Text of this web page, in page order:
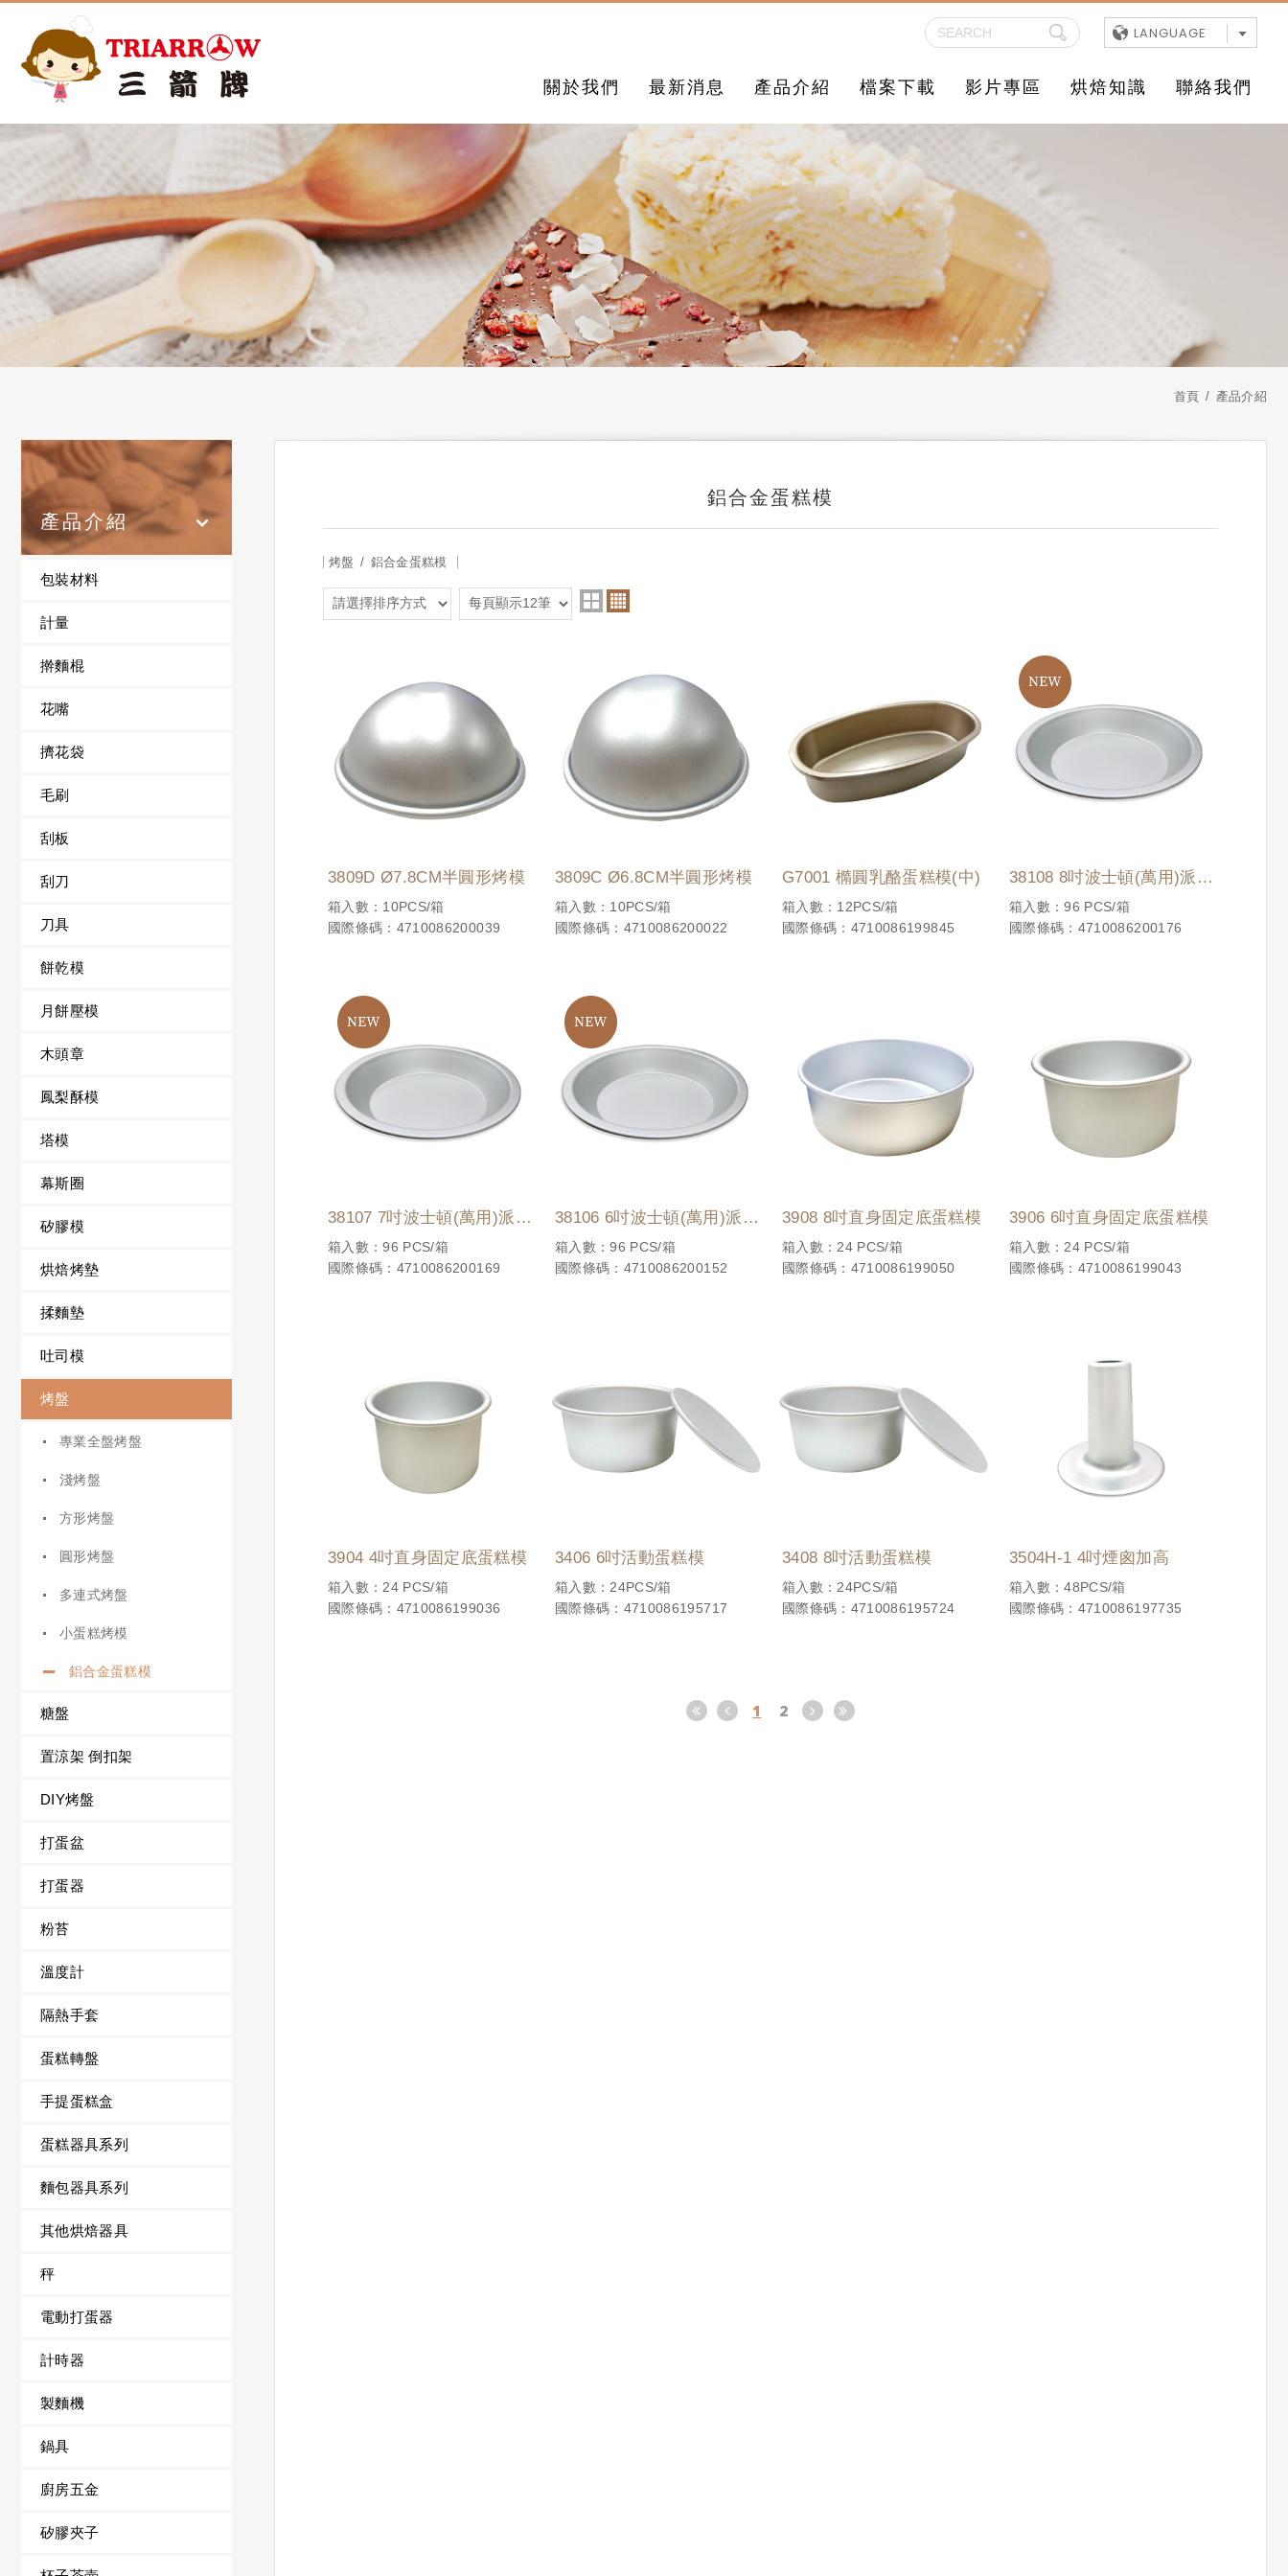
LANGUAGE
關於我們 最新消息 產品介紹 檔案下載 影片專區 烘焙知識 聯絡我們
首頁 產品介紹
產品介紹
包裝材料
計量
擀麵棍
花嘴
擠花袋
毛刷
刮板
刮刀
刀具
餅乾模
月餅壓模
木頭章
鳳梨酥模
塔模
幕斯圈
矽膠模
烘焙烤墊
揉麵墊
吐司模
烤盤
專業全盤烤盤
淺烤盤
方形烤盤
圓形烤盤
多連式烤盤
小蛋糕烤模
鋁合金蛋糕模
糖盤
置涼架 倒扣架
DIY烤盤
打蛋盆
打蛋器
粉苔
溫度計
隔熱手套
蛋糕轉盤
手提蛋糕盒
蛋糕器具系列
麵包器具系列
其他烘焙器具
秤
電動打蛋器
計時器
製麵機
鍋具
廚房五金
矽膠夾子
鋁合金蛋糕模
烤盤 鋁合金蛋糕模
3809D Ø7.8CM半圓形烤模
箱入數：10PCS/箱
國際條碼：4710086200039
3809C Ø6.8CM半圓形烤模
箱入數：10PCS/箱
國際條碼：4710086200022
G7001 橢圓乳酪蛋糕模(中)
箱入數：12PCS/箱
國際條碼：4710086199845
38108 8吋波士頓(萬用)派盤
(加深型)
箱入數：96 PCS/箱
國際條碼：4710086200176
38107 7吋波士頓(萬用)派盤
(加深型)西點蛋糕丙級用烤
模
箱入數：96 PCS/箱
國際條碼：4710086200169
38106 6吋波士頓(萬用)派盤
(加深型)
箱入數：96 PCS/箱
國際條碼：4710086200152
3908 8吋直身固定底蛋糕模
箱入數：24 PCS/箱
國際條碼：4710086199050
3906 6吋直身固定底蛋糕模
箱入數：24 PCS/箱
國際條碼：4710086199043
3904 4吋直身固定底蛋糕模
箱入數：24 PCS/箱
國際條碼：4710086199036
3406 6吋活動蛋糕模
箱入數：24PCS/箱
國際條碼：4710086195717
3408 8吋活動蛋糕模
箱入數：24PCS/箱
國際條碼：4710086195724
3504H-1 4吋煙囪加高
箱入數：48PCS/箱
國際條碼：4710086197735
1 2